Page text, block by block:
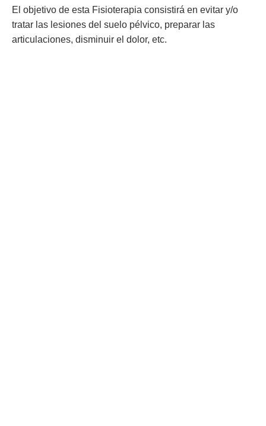
El objetivo de esta Fisioterapia consistirá en evitar y/o
tratar las lesiones del suelo pélvico, preparar las
articulaciones, disminuir el dolor, etc.